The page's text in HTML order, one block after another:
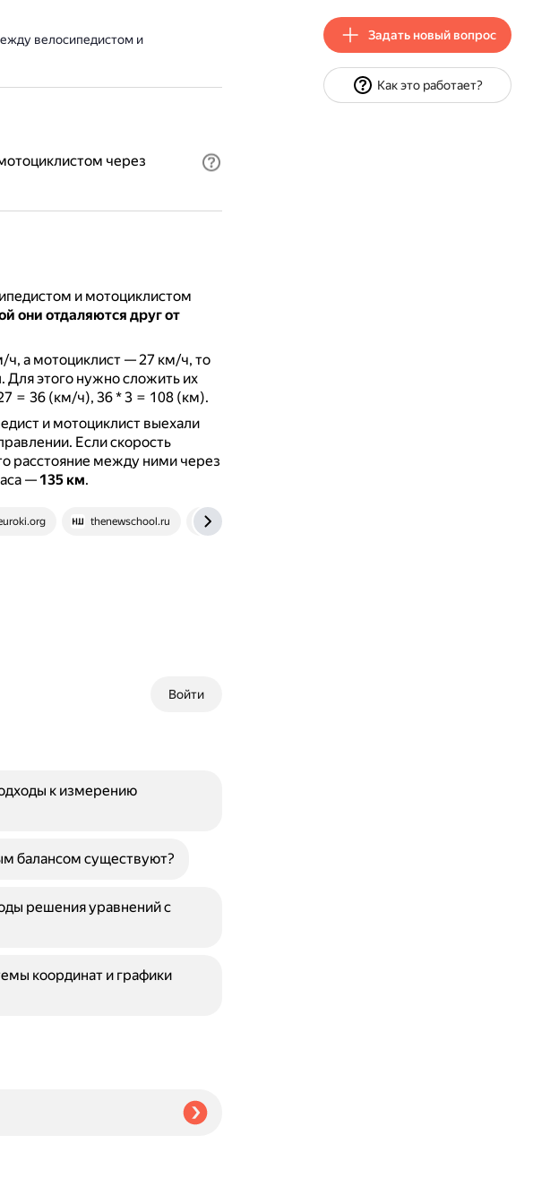
велосипедистом и
через
и мотоциклистом
они отдаляются друг от
ч, а мотоциклист — 27 км/ч, то
. Для этого нужно сложить их
= 36 (км/ч), 36 * 3 = 108 (км).
и мотоциклист выехали
Если скорость
расстояние между ними через
— 135 км.
thenewschool.ru
Войти
к измерению
балансом существуют?
решения уравнений с
координат и графики
Задать новый вопрос
Как это работает?